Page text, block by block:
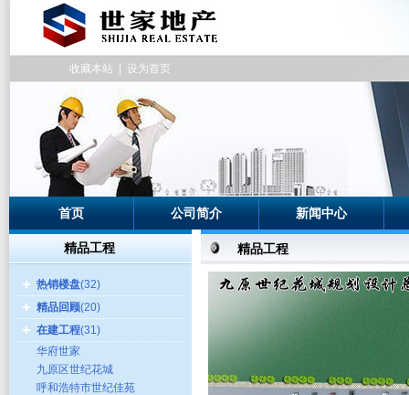
收藏本站 设为首页
首页 公司简介 新闻中心
精品工程
热销楼盘(32)
精品回顾(20)
在建工程(31)
华府世家
九原区世纪花城
呼和浩特市世纪佳苑
精品工程